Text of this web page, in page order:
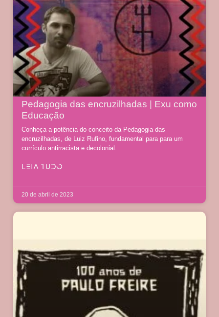
Pedagogia das encruzilhadas | Exu como
Educação
Conheça a potência do conceito da Pedagogia das
encruzilhadas, de Luiz Rufino, fundamental para para um
currículo antirracista e decolonial.
LEIA TUDO
20 de abril de 2023